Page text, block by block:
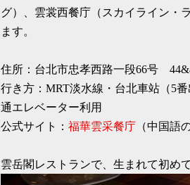
グ）、雲裳西餐庁（スカイライン・
ます。
住所：台北市忠孝西路一段66号
行き方：MRT淡水線・台北車站（5
通エレベーター利用
公式サイト： 福華雲采餐庁 （中国語
雲岳閣レストランで、生まれて初め